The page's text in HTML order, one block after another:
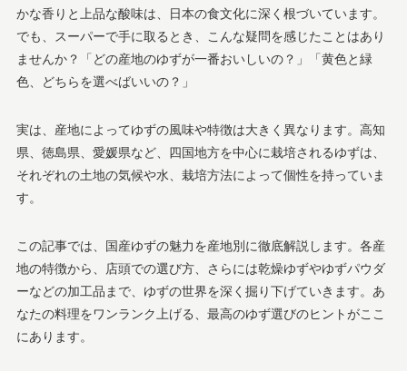
かな香りと上品な酸味は、日本の食文化に深く根づいています。
でも、スーパーで手に取るとき、こんな疑問を感じたことはあり
ませんか？「どの産地のゆずが一番おいしいの？」「黄色と緑
色、どちらを選べばいいの？」
実は、産地によってゆずの風味や特徴は大きく異なります。高知
県、徳島県、愛媛県など、四国地方を中心に栽培されるゆずは、
それぞれの土地の気候や水、栽培方法によって個性を持っていま
す。
この記事では、国産ゆずの魅力を産地別に徹底解説します。各産
地の特徴から、店頭での選び方、さらには乾燥ゆずやゆずパウダ
ーなどの加工品まで、ゆずの世界を深く掘り下げていきます。あ
なたの料理をワンランク上げる、最高のゆず選びのヒントがここ
にあります。